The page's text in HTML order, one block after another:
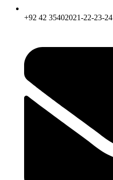
+92 42 35402021-22-23-24